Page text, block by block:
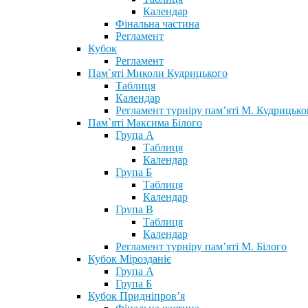
Календар
Фінальна частина
Регламент
Кубок
Регламент
Пам`яті Миколи Кудрицького
Таблиця
Календар
Регламент турніру пам’яті М.
Пам`яті Максима Білого
Група А
Таблиця
Календар
Група Б
Таблиця
Календар
Група В
Таблиця
Календар
Регламент турніру пам’яті М. Білого
Кубок Мірозданіє
Група А
Група Б
Кубок Придніпров’я